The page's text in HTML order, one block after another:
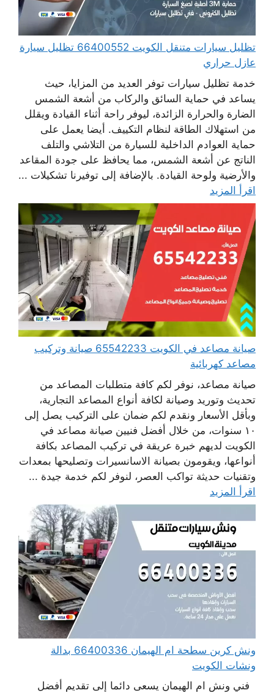
تظليل سيارات متنقل الكويت 66400552 تظليل سيارة
عازل حراري
خدمة تظليل سيارات توفر العديد من المزايا، حيث
يساعد في حماية السائق والركاب من أشعة الشمس
الضارة والحرارة الزائدة، ليوفر راحة أثناء القيادة ويقلل
من استهلاك الطاقة لنظام التكييف. أيضا يعمل على
حماية العوادم الداخلية للسيارة من التلاشي والتلف
الناتج عن أشعة الشمس، مما يحافظ على جودة المقاعد
والأرضية ولوحة القيادة. بالإضافة إلى توفيرنا تشكيلات ...
اقرأ المزيد
صيانة مصاعد في الكويت 65542233 صيانة وتركيب
مصاعد كهربائية
صيانة مصاعد، نوفر لكم كافة متطلبات المصاعد من
تحديث وتوريد وصيانة لكافة أنواع المصاعد التجارية،
وبأقل الأسعار ونقدم لكم ضمان على التركيب يصل إلى
١٠ سنوات، من خلال أفضل فنيين صيانة مصاعد في
الكويت لديهم خبرة عريقة في تركيب المصاعد بكافة
أنواعها، ويقومون بصيانة الاسانسيرات وتصليحها بمعدات
وتقنيات حديثة تواكب العصر، لنوفر لكم خدمة جيدة ...
اقرأ المزيد
ونش كرين سطحة ام الهيمان 66400336 بدالة
ونشات الكويت
فني ونش ام الهيمان يسعى دائما إلى تقديم أفضل